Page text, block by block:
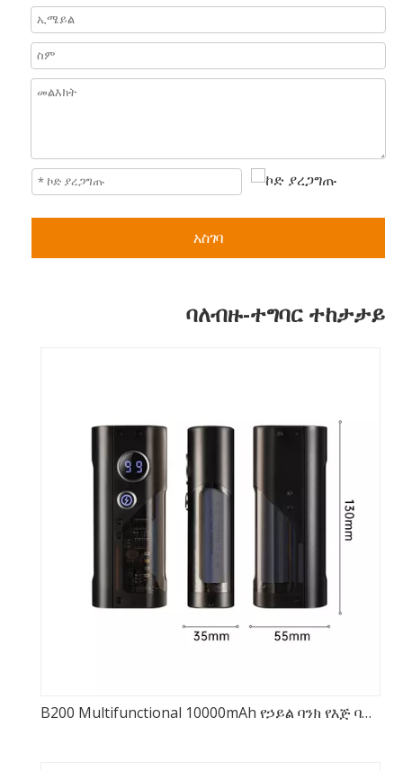
አስገባ
ባለብዙ-ተግባር ተከታታይ
B200 Multifunctional 10000mAh የኃይል ባንክ የእጅ ባትሪ